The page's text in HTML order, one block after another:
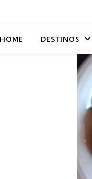
HOME DESTINOS